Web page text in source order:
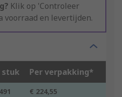
Klik op 'Controleer
voorraad en levertijden.
stuk Per verpakking*
€ 224,55